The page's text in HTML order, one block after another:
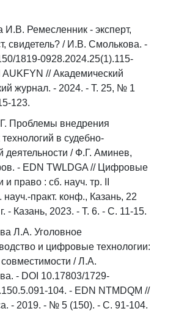
И.В. Ремесленник - эксперт,
свидетель? / И.В. Смолькова. -
1819-0928.2024.25(1).115-
AUKFYN // Академический
журнал. - 2024. - Т. 25, № 1
123.
Проблемы внедрения
в судебно-
деятельности / Ф.Г. Аминев,
- EDN TWLDGA // Цифровые
и право : сб. науч. тр. II
практ. конф., Казань, 22
- Казань, 2023. - T. 6. - С. 11-15.
Л.А. Уголовное
и цифровые технологии:
/ Л.А.
- DOI 10.17803/1729-
104. - EDN NTMDQM //
- 2019. - № 5 (150). - С. 91-104.